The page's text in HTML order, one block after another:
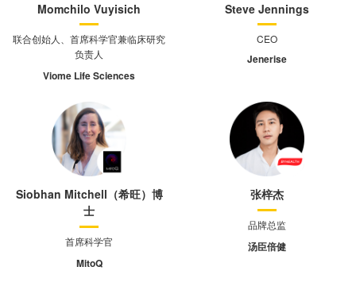
Momchilo Vuyisich
联合创始人、首席科学官兼临床研究
负责人
Viome Life Sciences
Steve Jennings
CEO
Jenerise
Siobhan Mitchell（希旺）博
士
首席科学官
MitoQ
张梓杰
品牌总监
汤臣倍健